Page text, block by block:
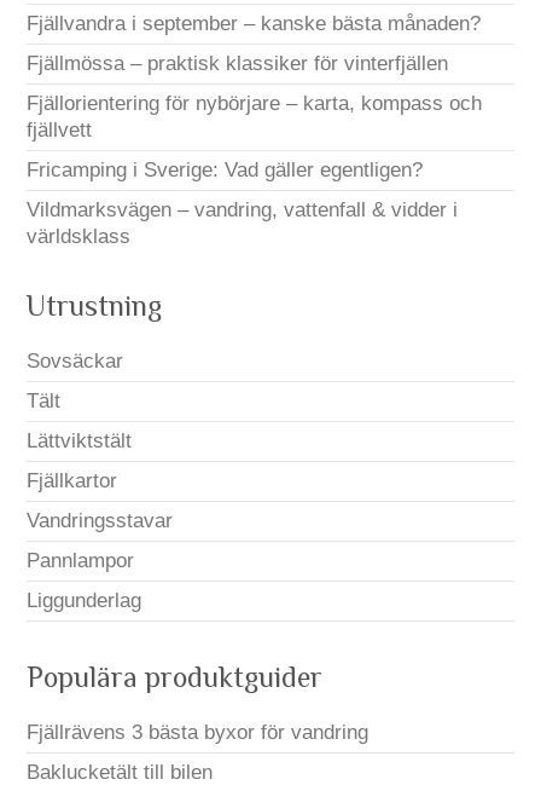
Fjällvandra i september – kanske bästa månaden?
Fjällmössa – praktisk klassiker för vinterfjällen
Fjällorientering för nybörjare – karta, kompass och
fjällvett
Fricamping i Sverige: Vad gäller egentligen?
Vildmarksvägen – vandring, vattenfall & vidder i
världsklass
Utrustning
Sovsäckar
Tält
Lättviktstält
Fjällkartor
Vandringsstavar
Pannlampor
Liggunderlag
Populära produktguider
Fjällrävens 3 bästa byxor för vandring
Baklucketält till bilen